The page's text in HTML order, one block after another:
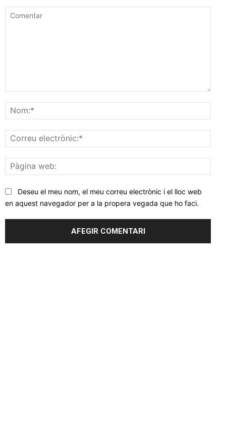
web:
Deseu el meu nom, el meu correu electrònic i el lloc web
en aquest navegador per a la propera vegada que ho faci.